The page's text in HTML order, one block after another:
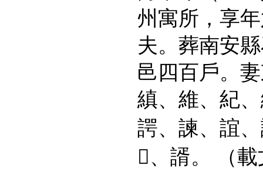
州寓所，享
夫。葬南安
邑四百戶。
縝、維、紀
諤、諫、誼
、諝。
（